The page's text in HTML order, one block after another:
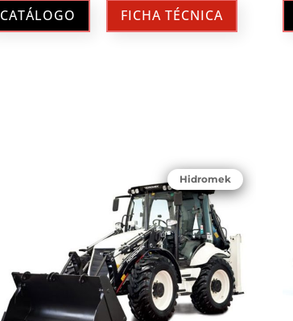
CATÁLOGO FICHA TÉCNICA
Hidromek